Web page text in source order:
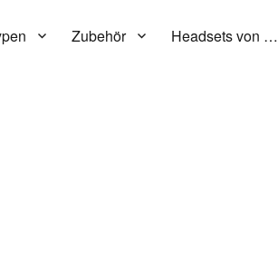
Zubehör Headsets von …